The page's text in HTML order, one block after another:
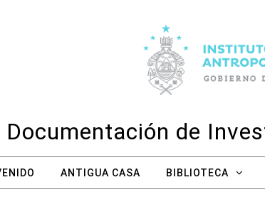
Documentación de
ANTIGUA CASA BIBLIOTECA